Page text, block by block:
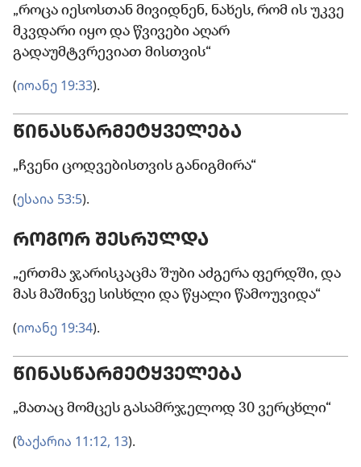
„როცა იესოსთან მივიდნენ, ნახეს, რომ ის უკვე
მკვდარი იყო და წვივები აღარ
გადაუმტვრევიათ მისთვის“
(იოანე 19:33).
ᲬᲘᲜᲐᲡᲬᲐᲠᲛᲔᲢᲧᲕᲔᲚᲔᲑᲐ
„ჩვენი ცოდვებისთვის განიგმირა“
(ესაია 53:5).
ᲠᲝᲒᲝᲠ ᲨᲔᲡᲠᲣᲚᲓᲐ
„ერთმა ჯარისკაცმა შუბი აძგერა ფერდში, და
მას მაშინვე სისხლი და წყალი წამოუვიდა“
(იოანე 19:34).
ᲬᲘᲜᲐᲡᲬᲐᲠᲛᲔᲢᲧᲕᲔᲚᲔᲑᲐ
„მათაც მომცეს გასამრჯელოდ 30 ვერცხლი“
(ზაქარია 11:12, 13).